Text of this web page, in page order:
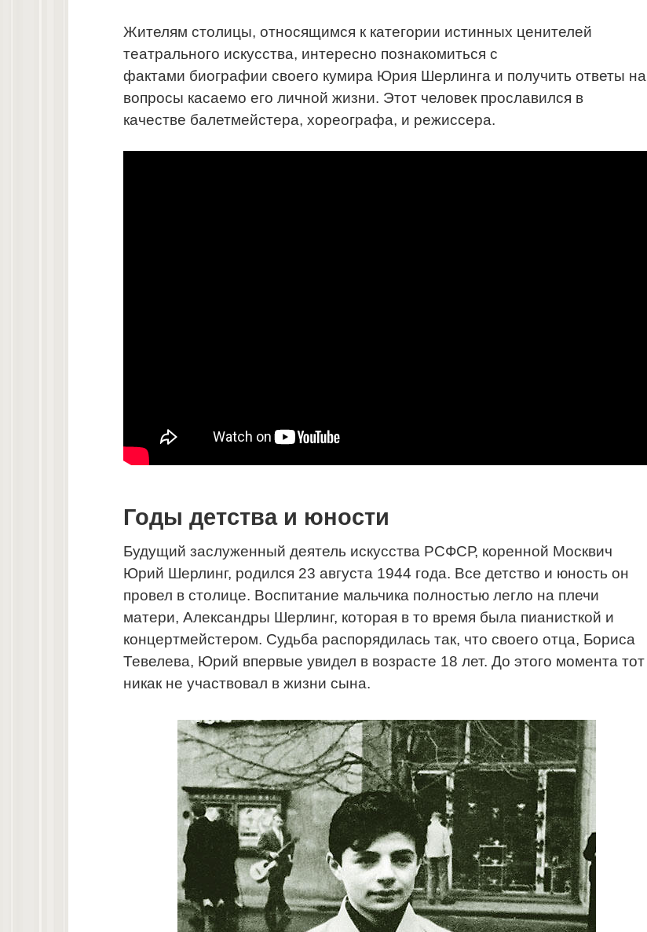
Жителям столицы, относящимся к категории истинных ценителей
театрального искусства, интересно познакомиться с
фактами биографии своего кумира Юрия Шерлинга и получить ответы на
вопросы касаемо его личной жизни. Этот человек прославился в
качестве балетмейстера, хореографа, и режиссера.
Годы детства и юности
Будущий заслуженный деятель искусства РСФСР, коренной Москвич
Юрий Шерлинг, родился 23 августа 1944 года. Все детство и юность он
провел в столице. Воспитание мальчика полностью легло на плечи
матери, Александры Шерлинг, которая в то время была пианисткой и
концертмейстером. Судьба распорядилась так, что своего отца, Бориса
Тевелева, Юрий впервые увидел в возрасте 18 лет. До этого момента тот
никак не участвовал в жизни сына.